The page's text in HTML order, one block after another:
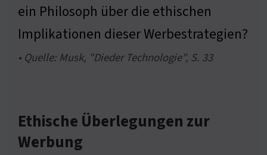
ein Philosoph über die ethischen
Implikationen dieser Werbestrategien?
• Quelle: Musk, "Dieder Technologie", S. 33
Ethische Überlegungen zur
Werbung